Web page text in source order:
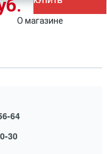
О магазине
64
30